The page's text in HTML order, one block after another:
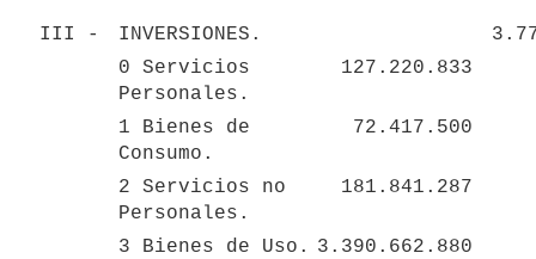
III - INVERSIONES.
0 Servicios
Personales.
127.220.833
1 Bienes de
Consumo.
72.417.500
2 Servicios no
Personales.
181.841.287
3 Bienes de Uso. 3.390.662.880